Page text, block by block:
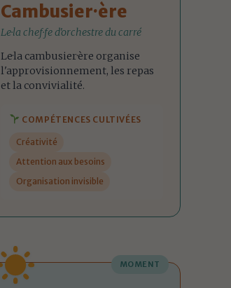
Cambusier·ère
Le·la chef·fe d'orchestre du carré
Le·la cambusier·ère organise
l'approvisionnement, les repas
et la convivialité.
COMPÉTENCES CULTIVÉES
Créativité
Attention aux besoins
Organisation invisible
MOMENT